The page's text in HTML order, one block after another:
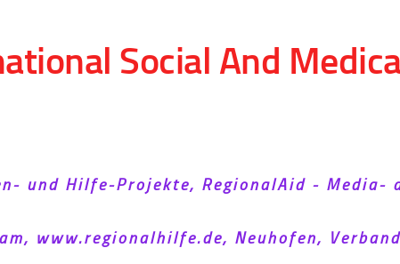
Social And
und Hilfe-Projekte, RegionalAid - Media-
www.regionalhilfe.de, Neuhofen,